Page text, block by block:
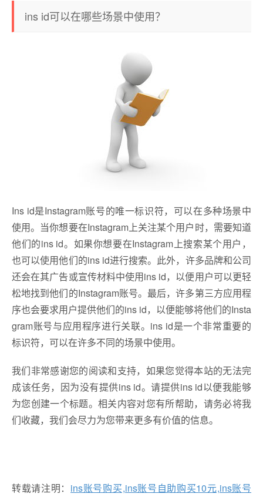
ins id可以在哪些场景中使用？
Ins id是Instagram账号的唯一标识符，可以在多种场景中
使用。当你想要在Instagram上关注某个用户时，需要知道
他们的ins id。如果你想要在Instagram上搜索某个用户，
也可以使用他们的ins id进行搜索。此外，许多品牌和公司
还会在其广告或宣传材料中使用ins id，以便用户可以更轻
松地找到他们的Instagram账号。最后，许多第三方应用程
序也会要求用户提供他们的ins id，以便能够将他们的Insta
gram账号与应用程序进行关联。ins id是一个非常重要的
标识符，可以在许多不同的场景中使用。
我们非常感谢您的阅读和支持，如果您觉得本站的无法完
成该任务，因为没有提供ins id。请提供ins id以便我能够
为您创建一个标题。相关内容对您有所帮助，请务必将我
们收藏，我们会尽力为您带来更多有价值的信息。
转载请注明： ins账号购买,ins账号自助购买10元,ins账号